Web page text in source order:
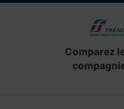
Comparez